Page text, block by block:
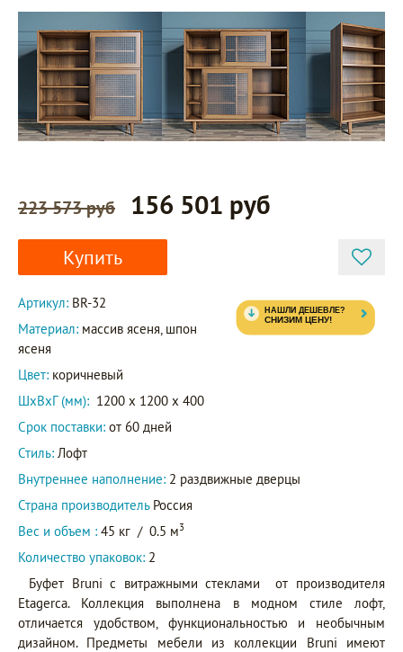
223 573 руб 156 501 руб
Купить
Артикул: BR-32
Материал: массив ясеня, шпон
ясеня
Цвет: коричневый
ШxВxГ (мм): 1200 x 1200 x 400
Срок поставки: от 60 дней
Стиль: Лофт
Внутреннее наполнение: 2 раздвижные дверцы
Страна производитель Россия
Вес и объем : 45 кг / 0.5 м3
Количество упаковок: 2
Буфет Bruni с витражными стеклами от производителя
Etagerca. Коллекция выполнена в модном стиле лофт,
отличается удобством, функциональностью и необычным
дизайном. Предметы мебели из коллекции Bruni имеют